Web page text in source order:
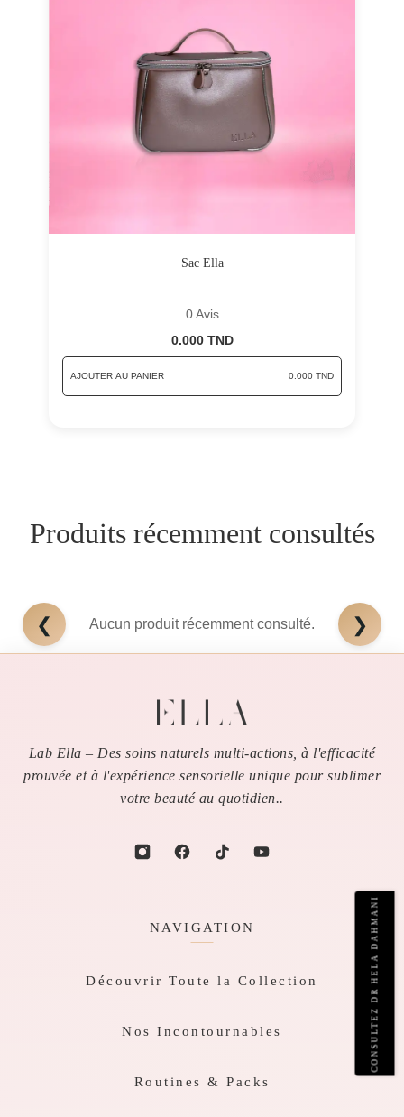
CONSULTEZ DR HELA DAHMANI
Sac Ella
0 Avis
0.000 TND
AJOUTER AU PANIER 0.000 TND
Produits récemment consultés
❮ Aucun produit récemment consulté. ❯
Lab Ella – Des soins naturels multi-actions, à l'efficacité
prouvée et à l'expérience sensorielle unique pour sublimer
votre beauté au quotidien..
NAVIGATION
Découvrir Toute la Collection
Nos Incontournables
Routines & Packs